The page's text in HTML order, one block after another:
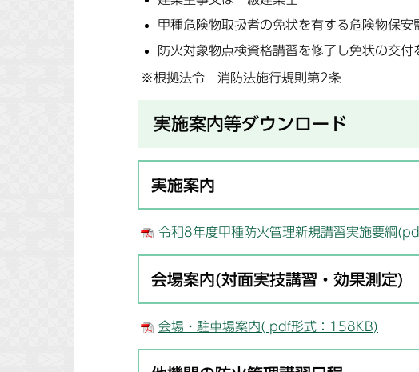
甲種危険物取扱者の免状を有する危険物保安
防火対象物点検資格講習を修了し免状の交付
※根拠法令 消防法施行規則第2条
実施案内等ダウンロード
実施案内
令和8年度甲種防火管理新規講習実施要綱
会場案内(対面実技講習・効果測定)
会場・駐車場案内( pdf形式：158KB)